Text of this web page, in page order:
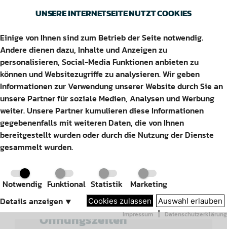
UNSERE INTERNETSEITE NUTZT COOKIES
Einige von Ihnen sind zum Betrieb der Seite notwendig.
Andere dienen dazu, Inhalte und Anzeigen zu
personalisieren, Social-Media Funktionen anbieten zu
können und Websitezugriffe zu analysieren. Wir geben
Informationen zur Verwendung unserer Website durch Sie an
unsere Partner für soziale Medien, Analysen und Werbung
weiter. Unsere Partner kumulieren diese Informationen
gegebenenfalls mit weiteren Daten, die von Ihnen
bereitgestellt wurden oder durch die Nutzung der Dienste
gesammelt wurden.
Notwendig Funktional Statistik Marketing
Cookies zulassen Auswahl erlauben
Details anzeigen ⯆
Impressum | Datenschutzerklärung
BAD PYRMONT BFT
Adresse
Bahnhofstraße 64
31812 Bad Pyrmont
Kontakt
81-2150
Öffnungszeiten